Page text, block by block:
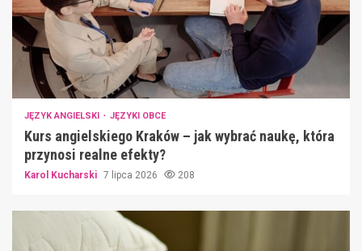
JĘZYK ANGIELSKI JĘZYKI OBCE
Kurs angielskiego Kraków – jak wybrać naukę, która
przynosi realne efekty?
Karol Kucharski 7 lipca 2026 208